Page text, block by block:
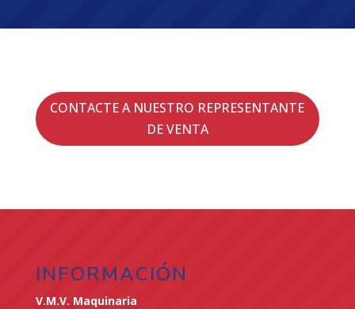
CONTACTE A NUESTRO REPRESENTANTE
DE VENTA
INFORMACIÓN
V.M.V. Maquinaria